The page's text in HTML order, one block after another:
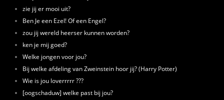
zie jij er mooi uit?
Ben Je een Ezel! Of een Engel?
zou jij wereld heerser kunnen worden?
ken je mij goed?
Welke jongen voor jou?
Bij welke afdeling van Zweinstein hoor jij? (Harry Potter)
Wie is jou loverrrrr ???
[oogschaduw] welke past bij jou?